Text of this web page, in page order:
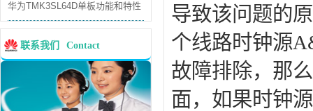
华为TMK3SL64D单板功能和特性
联系我们 Contact
导致该问题的
个线路时钟源
故障排除，那
面，如果时钟